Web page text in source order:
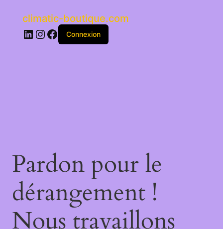
climatic-boutique.com
LinkedIn
Instagram
Facebook
Connexion
Pardon pour le
dérangement !
Nous travaillons